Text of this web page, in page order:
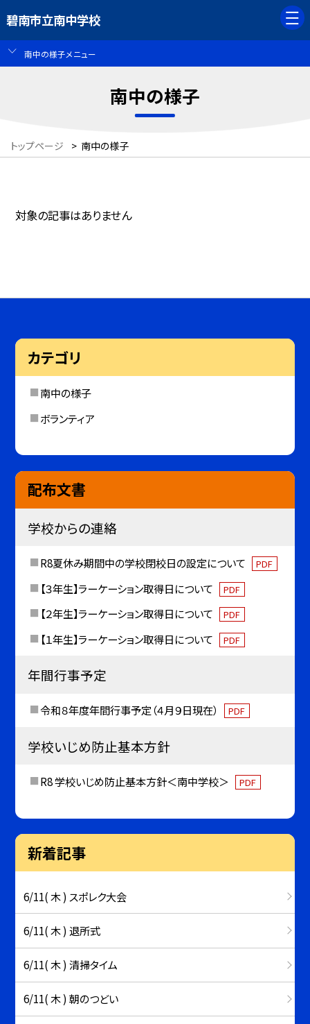
碧南市立南中学校
南中の様子メニュー
南中の様子
トップページ > 南中の様子
対象の記事はありません
カテゴリ
南中の様子
ボランティア
配布文書
学校からの連絡
R8夏休み期間中の学校閉校日の設定について PDF
【３年生】ラーケーション取得日について PDF
【２年生】ラーケーション取得日について PDF
【１年生】ラーケーション取得日について PDF
年間行事予定
令和８年度年間行事予定（４月９日現在） PDF
学校いじめ防止基本方針
R8 学校いじめ防止基本方針＜南中学校＞ PDF
新着記事
6/11( 木 ) スポレク大会
6/11( 木 ) 退所式
6/11( 木 ) 清掃タイム
6/11( 木 ) 朝のつどい